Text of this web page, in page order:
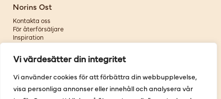
Vi värdesätter din integritet
Vi använder cookies för att förbättra din webbupplevelse,
visa personliga annonser eller innehåll och analysera vår
Norins Ost
Kontakta oss
För återförsäljare
Inspiration
Om oss
Följ oss
Facebook